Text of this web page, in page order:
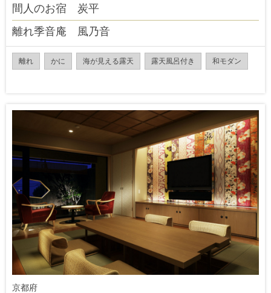
間人のお宿 炭平
離れ季音庵 風乃音
離れ かに 海が見える露天 露天風呂付き 和モダン
京都府